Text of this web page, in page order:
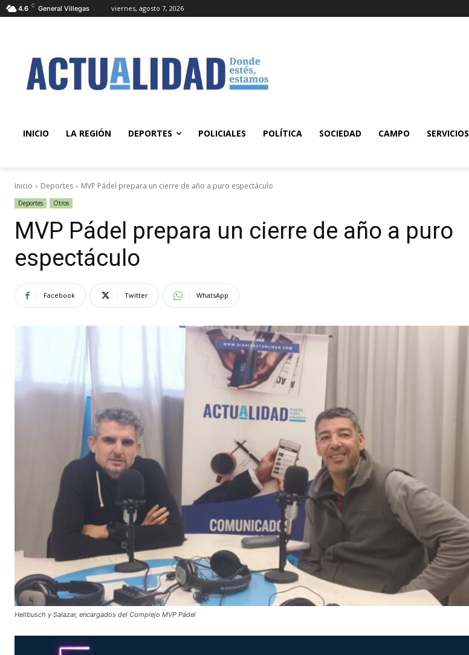
4.6 C General Villegas viernes, agosto 7, 2026
INICIO LA REGIÓN DEPORTES POLICIALES POLÍTICA SOCIEDAD CAMPO SERVICIOS
Inicio Deportes MVP Pádel prepara un cierre de año a puro espectáculo
Deportes Otros
MVP Pádel prepara un cierre de año a puro
espectáculo
Facebook Twitter WhatsApp
Hellbusch y Salazar, encargados del Complejo MVP Pádel